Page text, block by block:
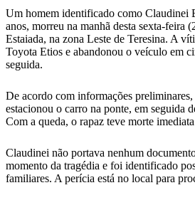
WhatsApp
Um homem identificado como Claudinei
anos, morreu na manhã desta sexta-feira
Estaiada, na zona Leste de Teresina. A
Toyota Etios e abandonou o veículo em
seguida.
De acordo com informações
estacionou o carro na ponte, em seguida
Com a queda, o rapaz teve morte
Claudinei não portava nenhum
momento da tragédia e foi identificado
familiares. A perícia está no local para